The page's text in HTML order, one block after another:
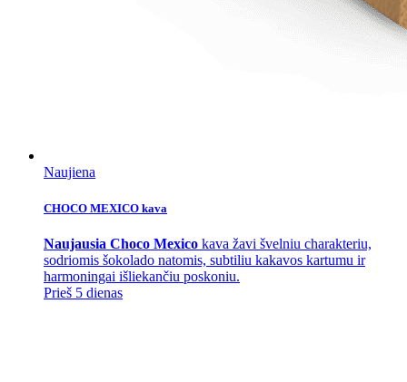
Naujiena
CHOCO MEXICO kava
Naujausia Choco Mexico kava žavi švelniu charakteriu,
sodriomis šokolado natomis, subtiliu kakavos kartumu ir
harmoningai išliekančiu poskoniu.
Prieš 5 dienas